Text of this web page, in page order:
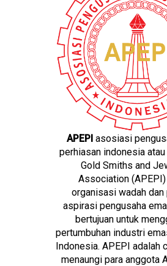
APEPI asosiasi
perhiasan indonesia
Gold Smiths and
Association (APEPI)
organisasi wadah dan
aspirasi pengusaha
bertujuan untuk
pertumbuhan industri
Indonesia. APEPI adalah
menaungi para anggota